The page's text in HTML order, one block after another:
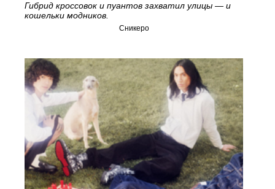
Гибрид кроссовок и пуантов захватил улицы — и
кошельки модников.
Сникеро